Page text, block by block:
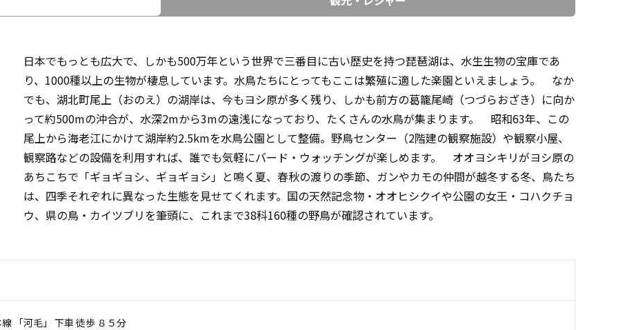
日本でもっとも広大で、しかも500万年という世界で三番目に古い歴史を持つ琵琶湖は、水生生物の宝庫であ
り、1000種以上の生物が棲息しています。水鳥たちにとってもここは繁殖に適した楽園といえましょう。 なか
でも、湖北町尾上（おのえ）の湖岸は、今もヨシ原が多く残り、しかも前方の葛籠尾崎（つづらおざき）に向か
って約500mの沖合が、水深2mから3mの遠浅になっており、たくさんの水鳥が集まります。 昭和63年、この
尾上から海老江にかけて湖岸約2.5kmを水鳥公園として整備。野鳥センター（2階建の観察施設）や観察小屋、
観察路などの設備を利用すれば、誰でも気軽にバード・ウォッチングが楽しめます。 オオヨシキリがヨシ原の
あちこちで「ギョギョシ、ギョギョシ」と鳴く夏、春秋の渡りの季節、ガンやカモの仲間が越冬する冬、鳥たち
は、四季それぞれに異なった生態を見せてくれます。国の天然記念物・オオヒシクイや公園の女王・コハクチョ
ウ、県の鳥・カイツブリを筆頭に、これまで38科160種の野鳥が確認されています。
「河毛」 下車 徒歩 ８５分